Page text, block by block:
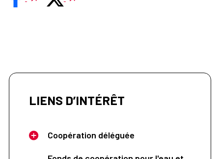
LIENS D’INTÉRÊT
Coopération déléguée